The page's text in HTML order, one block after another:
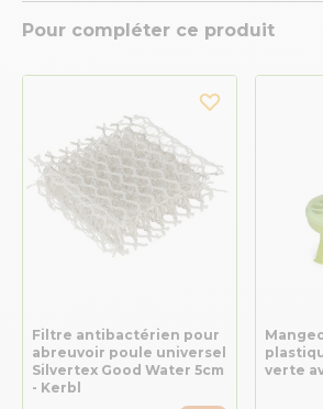
Pour compléter ce produit
Filtre antibactérien pour
abreuvoir poule universel
Silvertex Good Water 5cm
- Kerbl
verte